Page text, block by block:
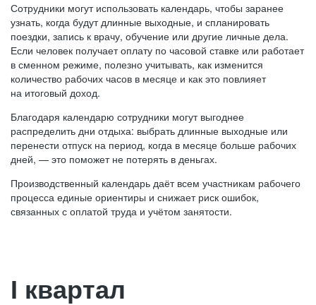
Сотрудники могут использовать календарь, чтобы заранее
узнать, когда будут длинные выходные, и спланировать
поездки, запись к врачу, обучение или другие личные дела.
Если человек получает оплату по часовой ставке или работает
в сменном режиме, полезно учитывать, как изменится
количество рабочих часов в месяце и как это повлияет
на итоговый доход.
Благодаря календарю сотрудники могут выгоднее
распределить дни отдыха: выбрать длинные выходные или
перенести отпуск на период, когда в месяце больше рабочих
дней, — это поможет не потерять в деньгах.
Производственный календарь даёт всем участникам рабочего
процесса единые ориентиры и снижает риск ошибок,
связанных с оплатой труда и учётом занятости.
I квартал